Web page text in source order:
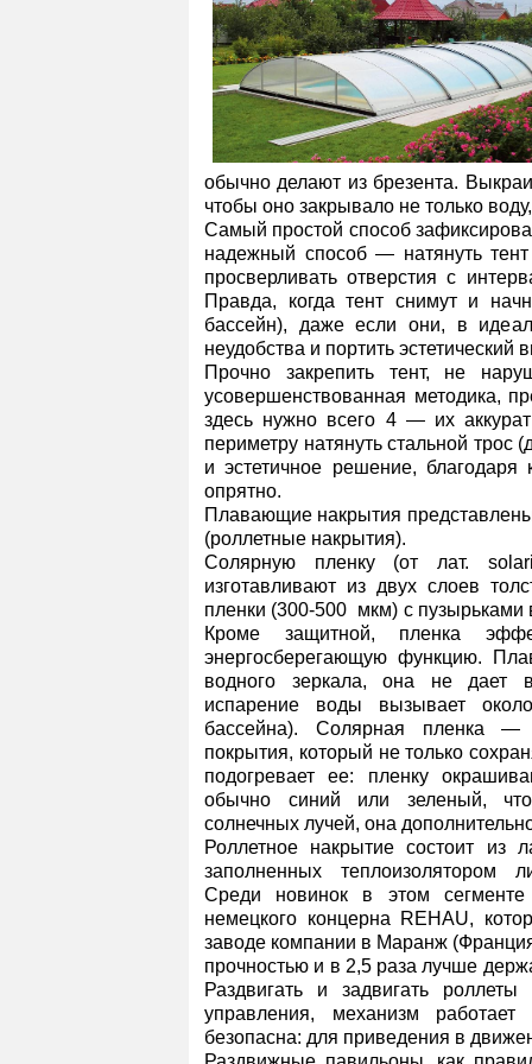
обычно делают из брезента.
чтобы оно закрывало не только
Самый простой способ
надежный способ — натянуть
просверливать отверстия с
Правда, когда тент снимут и
бассейн), даже если они, в
неудобства и портить эстетический
Прочно закрепить тент, не
усовершенствованная
здесь нужно всего 4 — их
периметру натянуть стальной трос
и эстетичное решение,
опрятно.
Плавающие накрытия
(роллетные накрытия).
Солярную пленку (от лат.
изготавливают из двух слоев
пленки (300-500 мкм) с пузырьками
Кроме защитной, пленка
энергосберегающую функцию.
водного зеркала, она не дает
испарение воды вызывает
бассейна). Солярная пленка —
покрытия, который не только
подогревает ее: пленку
обычно синий или зеленый,
солнечных лучей, она
Роллетное накрытие состоит из
заполненных теплоизолятором
Среди новинок в этом
немецкого концерна REHAU,
заводе компании в Маранж
прочностью и в 2,5 раза лучше
Раздвигать и задвигать
управления, механизм
безопасна: для приведения в